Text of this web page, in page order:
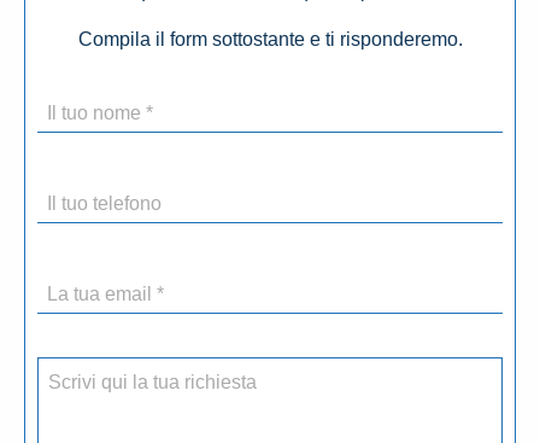
Compila il form sottostante e ti risponderemo.